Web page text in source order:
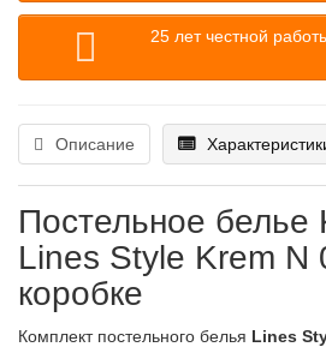
25 лет честной
Описание
Постельное белье
Lines Style Krem N
коробке
Комплект постельного белья Lines